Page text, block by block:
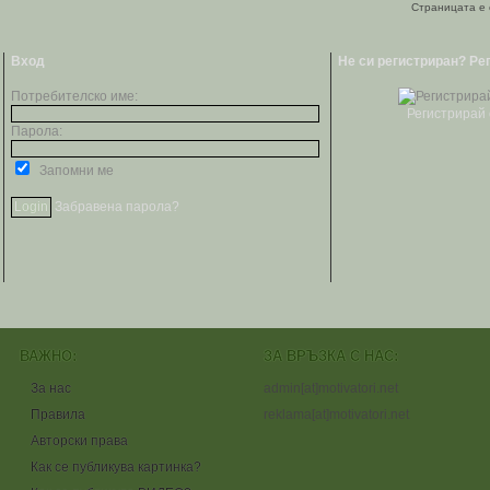
Страницата е
Вход
Потребителско име:
Парола:
Запомни ме
Забравена парола?
Не си регистриран?
Регистрирай
ВАЖНО:
За нас
Правила
Авторски права
Как се публикува картинка?
ЗА ВРЪЗКА С НАС:
admin[at]motivatori.net
reklama[at]motivatori.net